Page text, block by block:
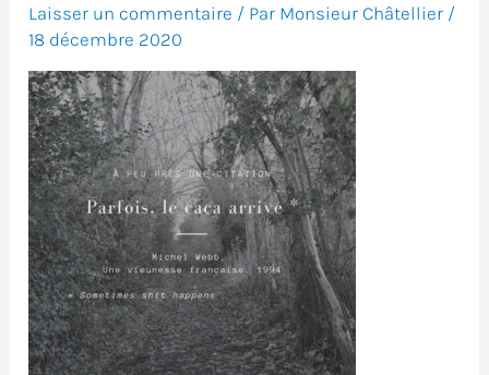
Laisser un commentaire / Par Monsieur Châtellier /
18 décembre 2020